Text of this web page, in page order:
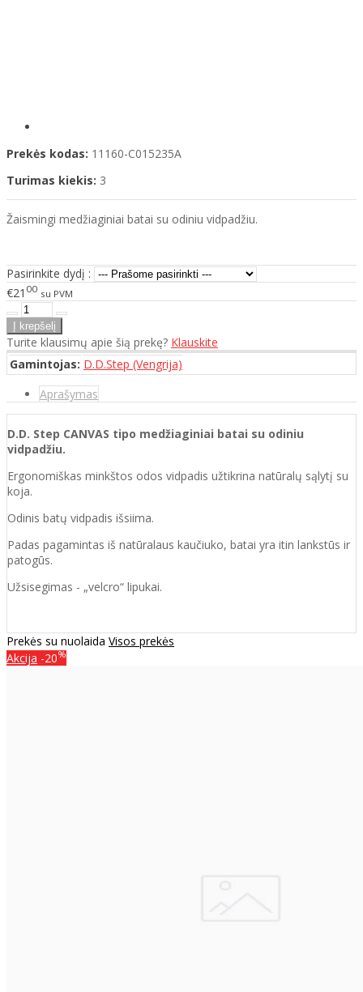
Prekės kodas: 11160-C015235A
Turimas kiekis: 3
Žaismingi medžiaginiai batai su odiniu vidpadžiu.
Pasirinkite dydį :
€21 00 su PVM
Turite klausimų apie šią prekę? Klauskite
Gamintojas: D.D.Step (Vengrija)
Aprašymas
D.D. Step CANVAS tipo medžiaginiai batai su odiniu
vidpadžiu.
Ergonomiškas minkštos odos vidpadis užtikrina natūralų sąlytį su
koja.
Odinis batų vidpadis išsiima.
Padas pagamintas iš natūralaus kaučiuko, batai yra itin lankstūs ir
patogūs.
Užsisegimas - „velcro“ lipukai.
Prekės su nuolaida Visos prekės
Akcija -20%